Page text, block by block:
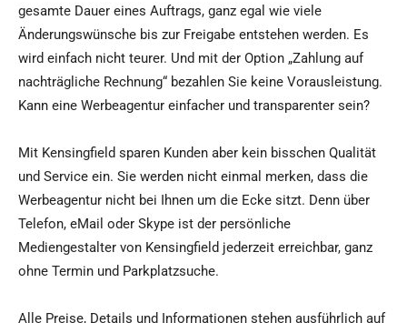
gesamte Dauer eines Auftrags, ganz egal wie viele
Änderungswünsche bis zur Freigabe entstehen werden. Es
wird einfach nicht teurer. Und mit der Option „Zahlung auf
nachträgliche Rechnung“ bezahlen Sie keine Vorausleistung.
Kann eine Werbeagentur einfacher und transparenter sein?
Mit Kensingfield sparen Kunden aber kein bisschen Qualität
und Service ein. Sie werden nicht einmal merken, dass die
Werbeagentur nicht bei Ihnen um die Ecke sitzt. Denn über
Telefon, eMail oder Skype ist der persönliche
Mediengestalter von Kensingfield jederzeit erreichbar, ganz
ohne Termin und Parkplatzsuche.
Alle Preise, Details und Informationen stehen ausführlich auf